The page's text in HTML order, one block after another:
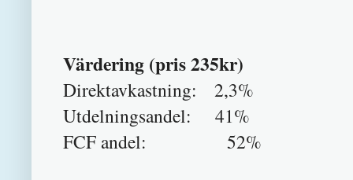
Värdering (pris 235kr)
Direktavkastning: 2,3%
Utdelningsandel: 41%
FCF andel: 52%